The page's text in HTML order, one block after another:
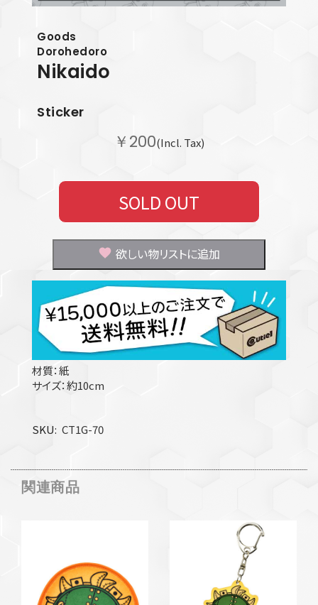
Goods
Dorohedoro
Nikaido
Sticker
￥200(Incl. Tax)
SOLD OUT
欲しい物リストに追加
材質：紙
サイズ：約10cm
SKU CT1G-70
関連商品